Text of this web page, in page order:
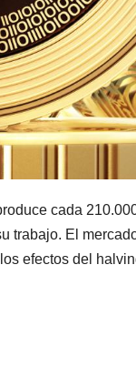
cada
trabajo. El
efectos del